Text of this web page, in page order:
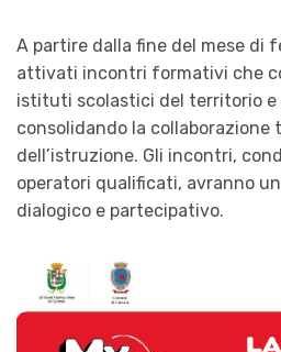
A partire dalla fine del mese di
attivati incontri formativi che
istituti scolastici del territorio e
consolidando la
dell’istruzione. Gli incontri,
operatori qualificati, avranno
dialogico e partecipativo.